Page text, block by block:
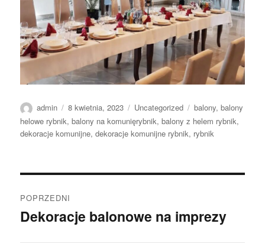
Autor
admin
Data
publikacji
8 kwietnia, 2023 Kategorie
Uncategorized Tagi
balony,balony
helowe rybnik,balony na komunięrybnik,balony z helem rybnik,
dekoracje komunijne,dekoracje komunijne rybnik, rybnik
wpisu
POPRZEDNI
Poprzedni
Dekoracje balonowe na imprezy